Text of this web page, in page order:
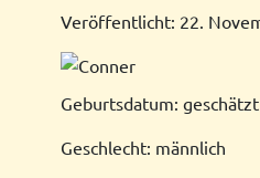
Veröffentlicht: 22.
Geburtsdatum:
Geschlecht: männlich